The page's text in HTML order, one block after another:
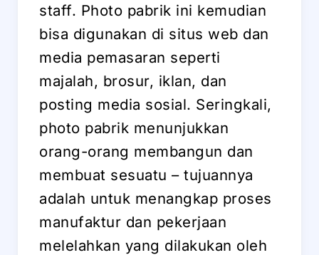
staff. Photo pabrik ini kemudian
bisa digunakan di situs web dan
media pemasaran seperti
majalah, brosur, iklan, dan
posting media sosial. Seringkali,
photo pabrik menunjukkan
orang-orang membangun dan
membuat sesuatu – tujuannya
adalah untuk menangkap proses
manufaktur dan pekerjaan
melelahkan yang dilakukan oleh